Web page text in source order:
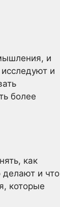
и
и
более
как
делают и что
которые